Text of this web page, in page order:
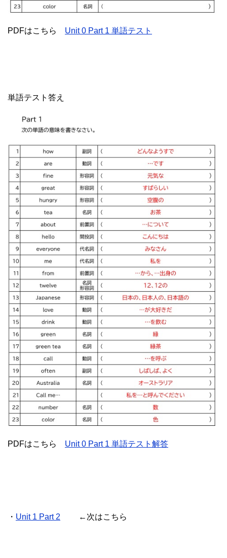
PDFはこちら Unit 0 Part 1 単語テスト
単語テスト答え
PDFはこちら Unit 0 Part 1 単語テスト解答
・ Unit 1 Part 2 ←次はこちら